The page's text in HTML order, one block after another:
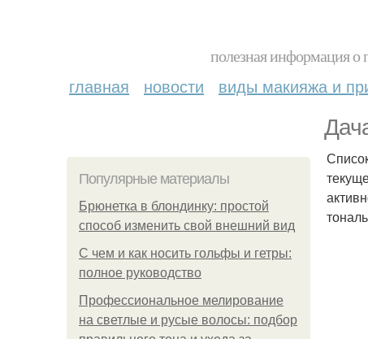
полезная информация о
главная новости виды макияжа и
Популярные материалы
Брюнетка в блондинку: простой
способ изменить свой внешний вид
С чем и как носить гольфы и гетры:
полное руководство
Профессиональное мелирование
на светлые и русые волосы: подбор